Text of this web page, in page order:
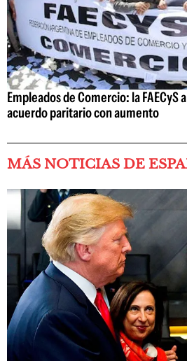
Empleados de Comercio: la FAECyS
acuerdo paritario con aumento
MÁS NOTICIAS DE